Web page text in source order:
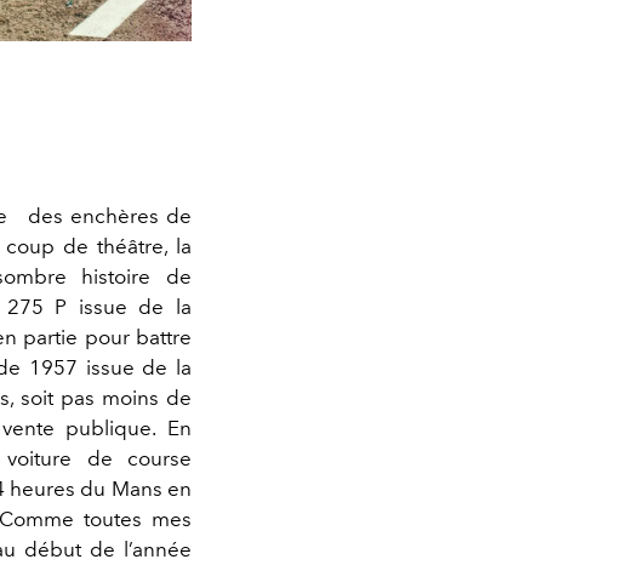
des enchères de
coup de théâtre, la
histoire de
275 P issue de la
partie pour battre
1957 issue de la
soit pas moins de
publique. En
de course
heures du Mans en
toutes mes
début de l’année